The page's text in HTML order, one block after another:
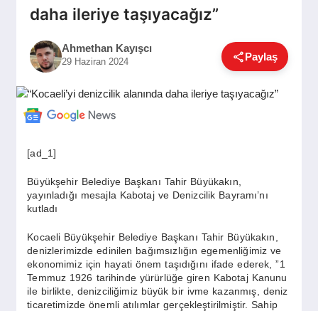
ASAYIŞ
GÜNDEM
SIYASET
DÜNYA
daha ileriye taşıyacağız”
Ahmethan Kayışcı
29 Haziran 2024 Paylaş
[ad_1]
Büyükşehir Belediye Başkanı Tahir Büyükakın,
yayınladığı mesajla Kabotaj ve Denizcilik Bayramı’nı
kutladı
Kocaeli Büyükşehir Belediye Başkanı Tahir Büyükakın,
denizlerimizde edinilen bağımsızlığın egemenliğimiz ve
ekonomimiz için hayati önem taşıdığını ifade ederek, ”1
Temmuz 1926 tarihinde yürürlüğe giren Kabotaj Kanunu
ile birlikte, denizciliğimiz büyük bir ivme kazanmış, deniz
ticaretimizde önemli atılımlar gerçekleştirilmiştir. Sahip